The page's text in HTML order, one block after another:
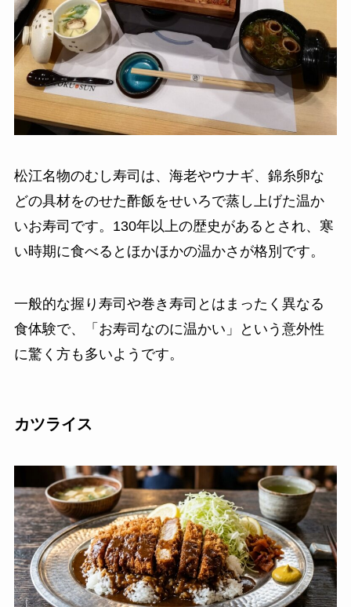
松江名物のむし寿司は、海老やウナギ、錦糸卵な
どの具材をのせた酢飯をせいろで蒸し上げた温か
いお寿司です。130年以上の歴史があるとされ、寒
い時期に食べるとほかほかの温かさが格別です。
一般的な握り寿司や巻き寿司とはまったく異なる
食体験で、「お寿司なのに温かい」という意外性
に驚く方も多いようです。
カツライス